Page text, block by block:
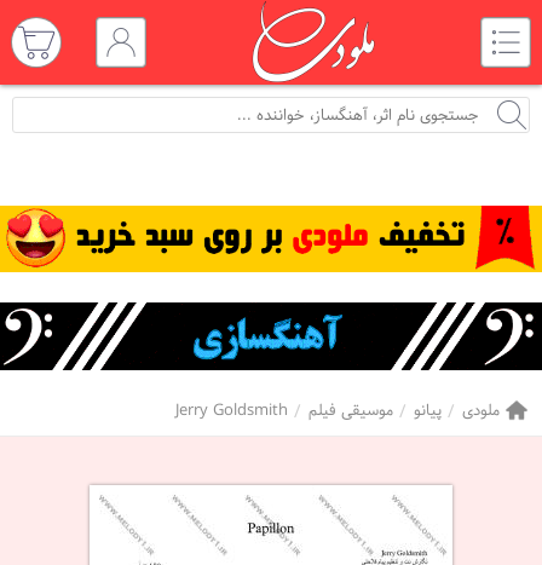
ملودی پیانو موسیقی فیلم Jerry Goldsmith